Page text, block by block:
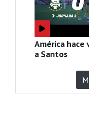
América hace
a Santos